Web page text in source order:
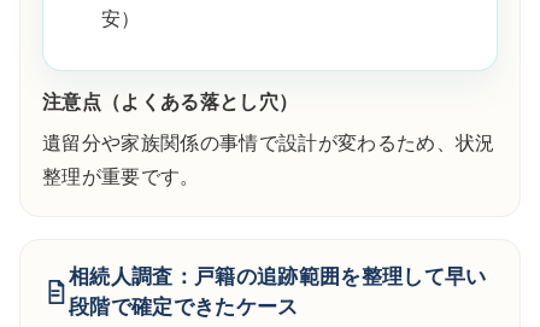
安）
注意点（よくある落とし穴）
遺留分や家族関係の事情で設計が変わるため、状況
整理が重要です。
相続人調査：戸籍の追跡範囲を整理して早い
段階で確定できたケース